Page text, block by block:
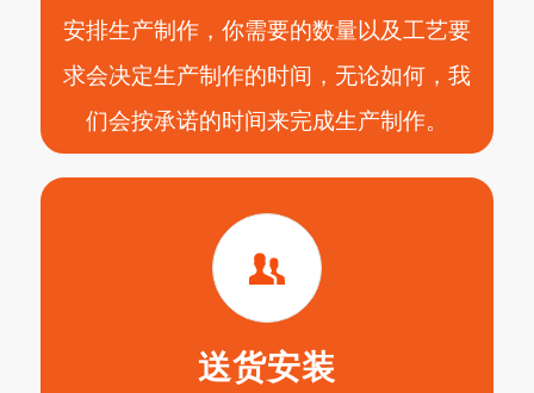
安排生产制作，你需要的数量以及工艺要
求会决定生产制作的时间，无论如何，我
们会按承诺的时间来完成生产制作。
送货安装